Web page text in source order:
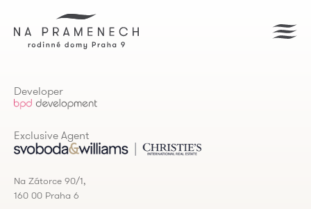
Developer
Exclusive Agent
Na Zátorce 90/1,
160 00 Praha 6